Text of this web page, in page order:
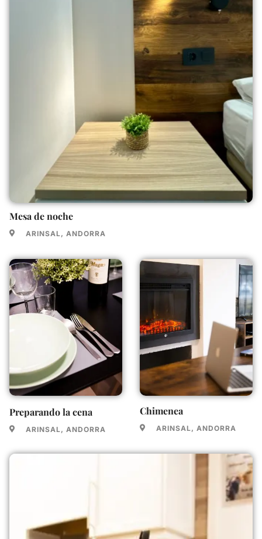
Mesa de noche
ARINSAL, ANDORRA
Preparando la cena
ARINSAL, ANDORRA
Chimenea
ARINSAL, ANDORRA